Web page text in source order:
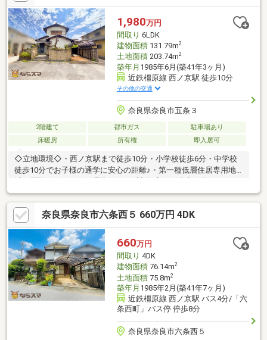
にご予約をお願い致します。平日ご希望のお客様もご相談下さい
♪◆ご予約は電話またはメールで！◆TEL：0120-740-158MAIL：
info@narasuma.jp
1,980万円
間取り 6LDK
建物面積131.79m2
土地面積203.74m2
築年月 1985年6月(築41年3ヶ月)
近鉄橿原線 西ノ京駅 徒歩10分
その他の交通
奈良県奈良市五条３
2階建て 都市ガス
駐車場あり
床暖房
所有権 即入居可
◇立地環境◇・西ノ京駅まで徒歩10分・小学校徒歩6分・中学校
徒歩10分でお子様の通学に安心の距離♪・第一種低層住居専用地
域で周辺は穏やかな住環境・コープ七条店まで徒歩17分・ウエル
シア奈良六条店まで徒歩7分◇建物◇・全居室6帖以上、ゆとりあ
る間取り・駐車スペース1台分・南向きバルコニー・1階2階にト
イレ＆洗面スペースあり◆◆◆物件見学【随時】受付中◆◆◆物
件見学ご希望は、事前にご予約をお願い致します。平日ご希望の
お客様もご相談下さい♪◆ご予約は電話またはメールで！◆TEL：
0120-740-158MAIL：info@narasuma.jp
奈良県奈良市六条西５ 660万円 4DK
660万円
間取り 4DK
建物面積76.14m2
土地面積75.8m2
築年月 1985年2月(築41年7ヶ月)
近鉄橿原線 西ノ京駅 バス4分/「六
条西町」バス停 停歩8分
奈良県奈良市六条西５